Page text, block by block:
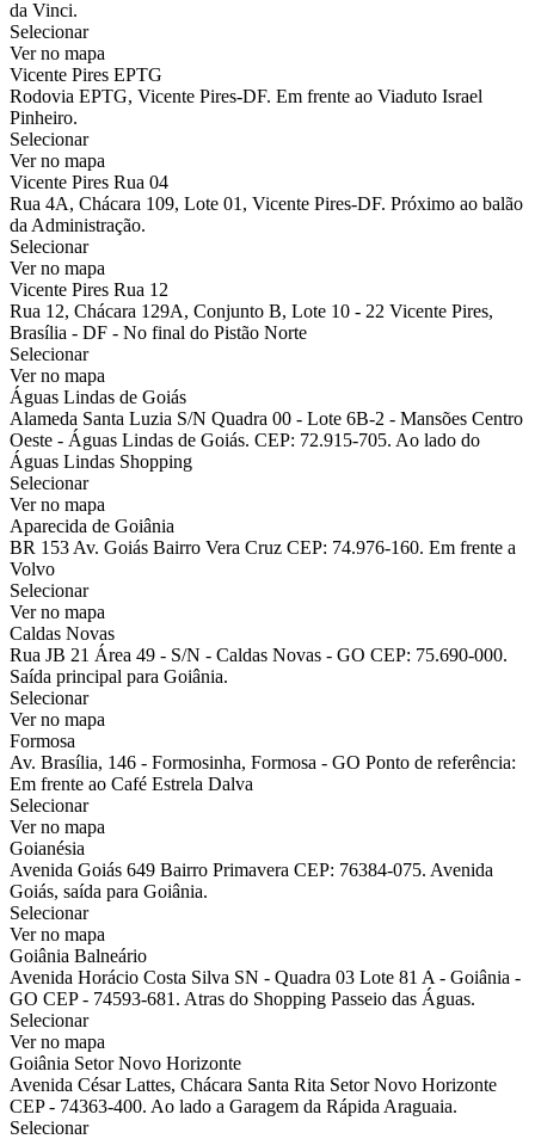
da Vinci.
Selecionar
Ver no mapa
Vicente Pires EPTG
Rodovia EPTG, Vicente Pires-DF. Em frente ao Viaduto Israel
Pinheiro.
Selecionar
Ver no mapa
Vicente Pires Rua 04
Rua 4A, Chácara 109, Lote 01, Vicente Pires-DF. Próximo ao balão
da Administração.
Selecionar
Ver no mapa
Vicente Pires Rua 12
Rua 12, Chácara 129A, Conjunto B, Lote 10 - 22 Vicente Pires,
Brasília - DF - No final do Pistão Norte
Selecionar
Ver no mapa
Águas Lindas de Goiás
Alameda Santa Luzia S/N Quadra 00 - Lote 6B-2 - Mansões Centro
Oeste - Águas Lindas de Goiás. CEP: 72.915-705. Ao lado do
Águas Lindas Shopping
Selecionar
Ver no mapa
Aparecida de Goiânia
BR 153 Av. Goiás Bairro Vera Cruz CEP: 74.976-160. Em frente a
Volvo
Selecionar
Ver no mapa
Caldas Novas
Rua JB 21 Área 49 - S/N - Caldas Novas - GO CEP: 75.690-000.
Saída principal para Goiânia.
Selecionar
Ver no mapa
Formosa
Av. Brasília, 146 - Formosinha, Formosa - GO Ponto de referência:
Em frente ao Café Estrela Dalva
Selecionar
Ver no mapa
Goianésia
Avenida Goiás 649 Bairro Primavera CEP: 76384-075. Avenida
Goiás, saída para Goiânia.
Selecionar
Ver no mapa
Goiânia Balneário
Avenida Horácio Costa Silva SN - Quadra 03 Lote 81 A - Goiânia -
GO CEP - 74593-681. Atras do Shopping Passeio das Águas.
Selecionar
Ver no mapa
Goiânia Setor Novo Horizonte
Avenida César Lattes, Chácara Santa Rita Setor Novo Horizonte
CEP - 74363-400. Ao lado a Garagem da Rápida Araguaia.
Selecionar